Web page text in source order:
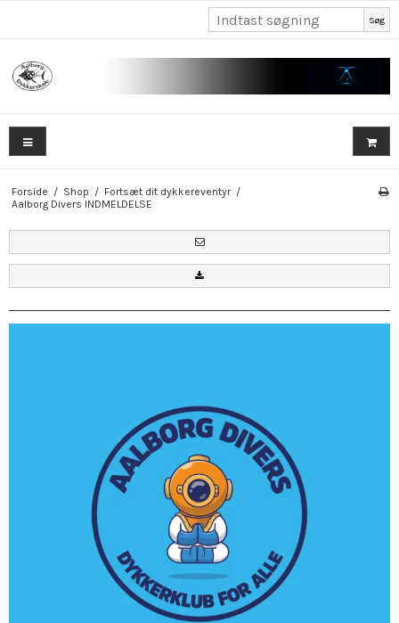
Søg
Forside / Shop / Fortsæt dit dykkereventyr /
Aalborg Divers INDMELDELSE